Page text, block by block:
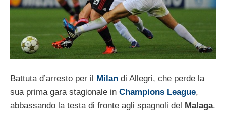
Battuta d’arresto per il Milan di Allegri, che perde la
sua prima gara stagionale in Champions League,
abbassando la testa di fronte agli spagnoli del
Malaga.